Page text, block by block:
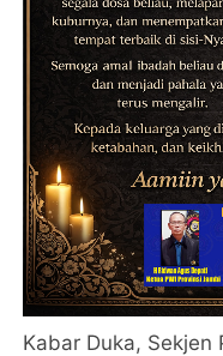
Kabar Duka, Sekjen